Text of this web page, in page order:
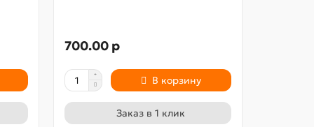
700.00 р
В корзину
Заказ в 1 клик